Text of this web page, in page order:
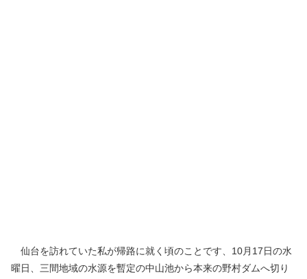
仙台を訪れていた私が帰路に就く頃のことです、10月17日の水
曜日、三間地域の水源を暫定の中山池から本来の野村ダムへ切り